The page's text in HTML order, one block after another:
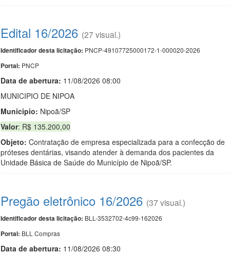
Edital 16/2026 (27 visual.)
Identificador desta licitação: PNCP-49107725000172-1-000020-2026
Portal: PNCP
Data de abertura: 11/08/2026 08:00
MUNICIPIO DE NIPOA
Municipio: Nipoã/SP
Valor: R$ 135.200,00
Objeto: Contratação de empresa especializada para a confecção de
próteses dentárias, visando atender à demanda dos pacientes da
Unidade Básica de Saúde do Município de Nipoã/SP.
Pregão eletrônico 16/2026 (37 visual.)
Identificador desta licitação: BLL-3532702-4c99-162026
Portal: BLL Compras
Data de abertura: 11/08/2026 08:30